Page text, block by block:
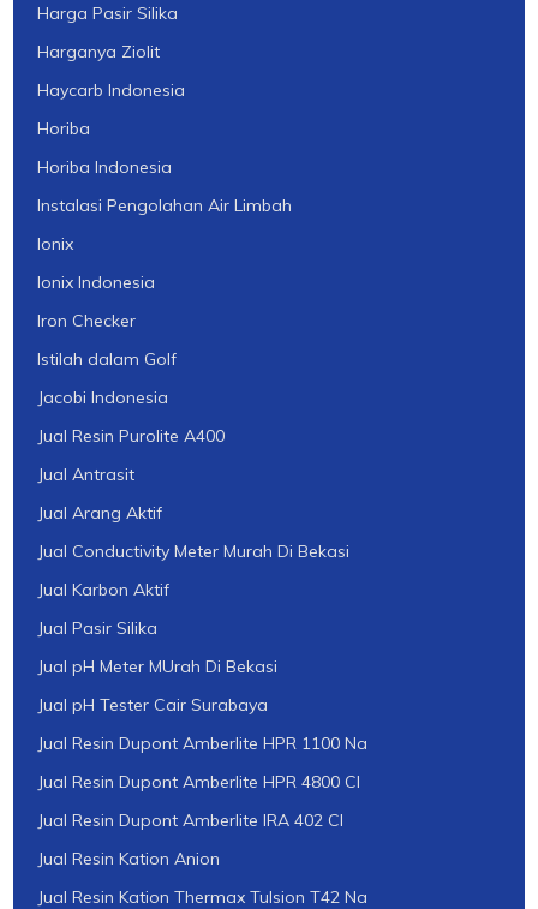
Harga Pasir Silika
Harganya Ziolit
Haycarb Indonesia
Horiba
Horiba Indonesia
Instalasi Pengolahan Air Limbah
Ionix
Ionix Indonesia
Iron Checker
Istilah dalam Golf
Jacobi Indonesia
Jual Resin Purolite A400
Jual Antrasit
Jual Arang Aktif
Jual Conductivity Meter Murah Di Bekasi
Jual Karbon Aktif
Jual Pasir Silika
Jual pH Meter MUrah Di Bekasi
Jual pH Tester Cair Surabaya
Jual Resin Dupont Amberlite HPR 1100 Na
Jual Resin Dupont Amberlite HPR 4800 Cl
Jual Resin Dupont Amberlite IRA 402 Cl
Jual Resin Kation Anion
Jual Resin Kation Thermax Tulsion T42 Na